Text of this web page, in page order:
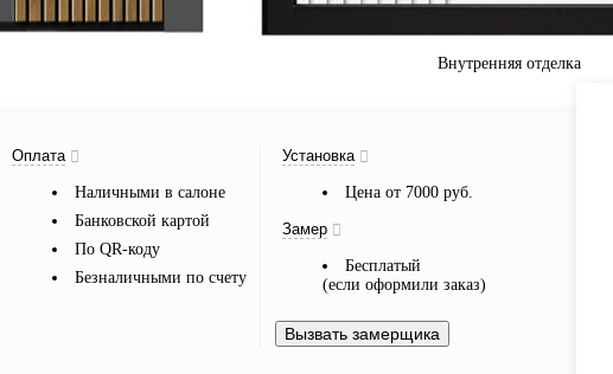
Внутренняя отделка
Оплата
Наличными в салоне
Банковской картой
По QR-коду
Безналичными по счету
Установка
Цена от 7000 руб.
Замер
Бесплатый
(если оформили заказ)
Вызвать замерщика